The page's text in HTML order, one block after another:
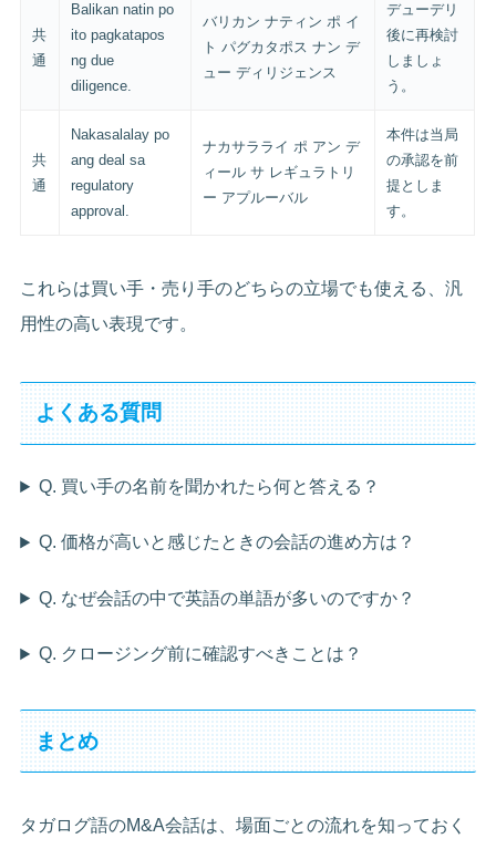
共
通
Balikan natin po
ito pagkatapos
ng due
diligence.
バリカン ナティン ポ イ
ト パグカタポス ナン デ
ュー ディリジェンス
デューデリ
後に再検討
しましょ
う。
共
通
Nakasalalay po
ang deal sa
regulatory
approval.
ナカサラライ ポ アン デ
ィール サ レギュラトリ
ー アプルーバル
本件は当局
の承認を前
提としま
す。
これらは買い手・売り手のどちらの立場でも使える、汎
用性の高い表現です。
よくある質問
Q. 買い手の名前を聞かれたら何と答える？
Q. 価格が高いと感じたときの会話の進め方は？
Q. なぜ会話の中で英語の単語が多いのですか？
Q. クロージング前に確認すべきことは？
まとめ
タガログ語のM&A会話は、場面ごとの流れを知っておく